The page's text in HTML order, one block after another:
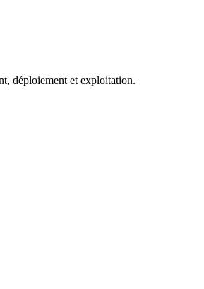
déploiement et exploitation.